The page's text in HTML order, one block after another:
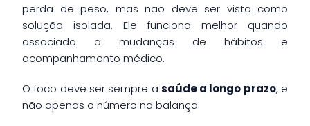
perda de peso, mas não deve ser visto como
solução isolada. Ele funciona melhor quando
associado a mudanças de hábitos e
acompanhamento médico.
O foco deve ser sempre a saúde a longo prazo, e
não apenas o número na balança.